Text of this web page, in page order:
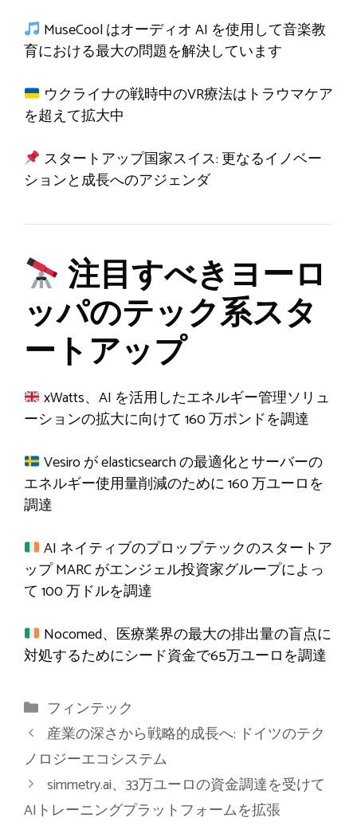
MuseCool はオーディオ AI を使用して音楽教
育における最大の問題を解決しています
ウクライナの戦時中のVR療法はトラウマケア
を超えて拡大中
スタートアップ国家スイス: 更なるイノベー
ションと成長へのアジェンダ
注目すべきヨーロ
ッパのテック系スタ
ートアップ
xWatts、AI を活用したエネルギー管理ソリュ
ーションの拡大に向けて 160 万ポンドを調達
Vesiro が elasticsearch の最適化とサーバーの
エネルギー使用量削減のために 160 万ユーロを
調達
AI ネイティブのプロップテックのスタートア
ップ MARC がエンジェル投資家グループによっ
て 100 万ドルを調達
Nocomed、医療業界の最大の排出量の盲点に
対処するためにシード資金で65万ユーロを調達
カ
テ
ゴ
リ
ー
フィンテック
産業の深さから戦略的成長へ: ドイツのテク
ノロジーエコシステム
simmetry.ai、33万ユーロの資金調達を受けて
AIトレーニングプラットフォームを拡張